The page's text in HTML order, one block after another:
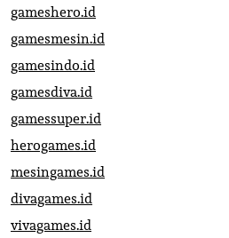
gameshero.id
gamesmesin.id
gamesindo.id
gamesdiva.id
gamessuper.id
herogames.id
mesingames.id
divagames.id
vivagames.id